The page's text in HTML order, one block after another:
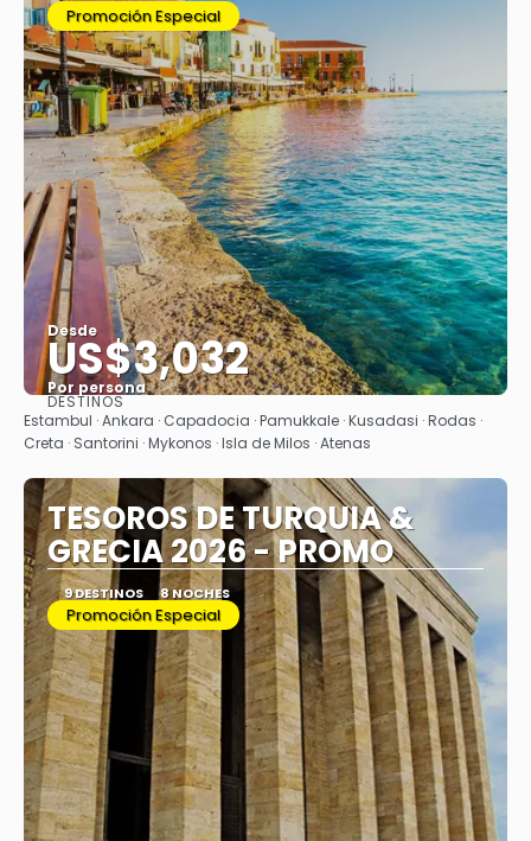
Promoción Especial
Desde
US$3,032
Por persona
Ver
DESTINOS
Estambul · Ankara · Capadocia · Pamukkale · Kusadasi · Rodas ·
Creta · Santorini · Mykonos · Isla de Milos · Atenas
TESOROS DE TURQUIA &
GRECIA 2026 - PROMO
9 DESTINOS 8 NOCHES
Promoción Especial